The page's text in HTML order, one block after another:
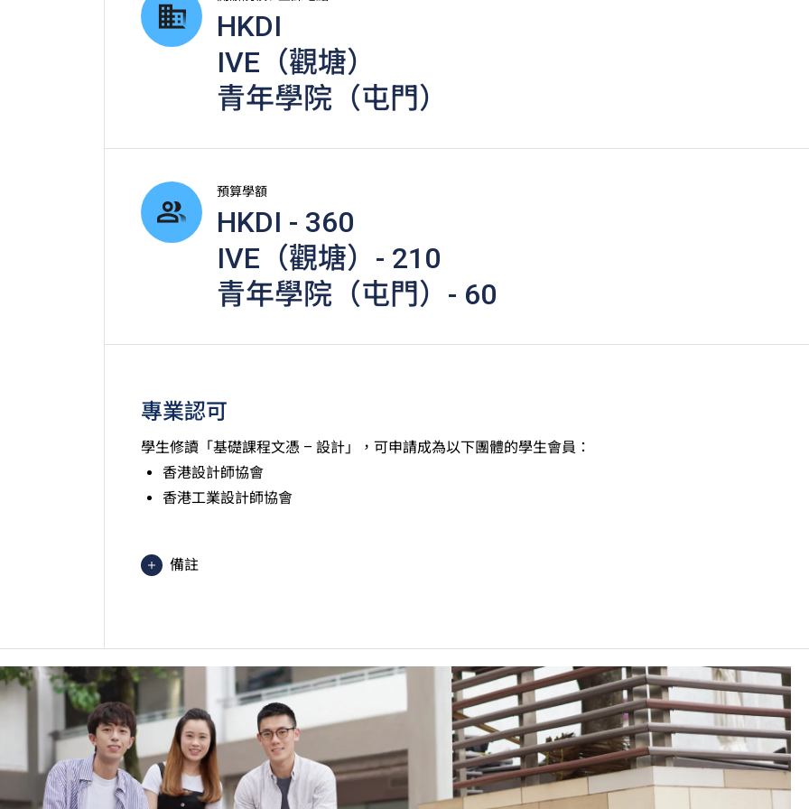
HKDI
IVE（觀塘）
青年學院（屯門）
預算學額
HKDI - 360
IVE（觀塘）- 210
青年學院（屯門）- 60
專業認可
學生修讀「基礎課程文憑 – 設計」，可申請成為以下團體的學生會員：
香港設計師協會
香港工業設計師協會
備註